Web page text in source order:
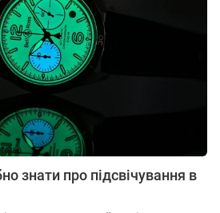
знати про підсвічування в